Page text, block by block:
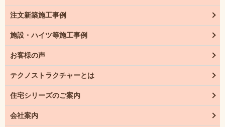
注文新築施工事例
施設・ハイツ等施工事例
お客様の声
テクノストラクチャーとは
住宅シリーズのご案内
会社案内